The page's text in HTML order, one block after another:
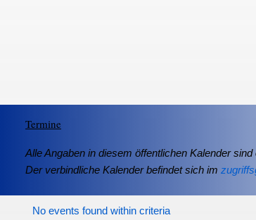
Termine
Alle Angaben in diesem öffentlichen Kalender sind
Der verbindliche Kalender befindet sich im
No events found within criteria